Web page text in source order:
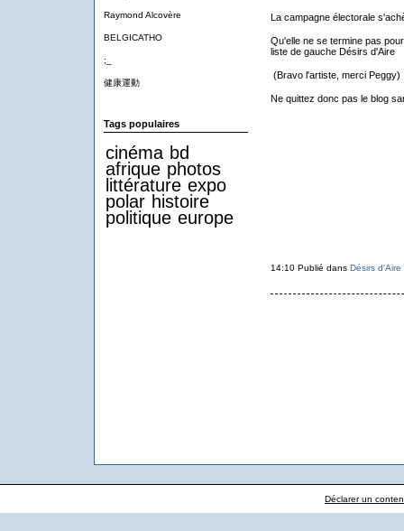
Raymond Alcovère
BELGICATHO
;_
健康運動
Tags populaires
cinéma bd
afrique photos
littérature expo
polar histoire
politique europe
La campagne électorale
Qu'elle ne se termine pas
liste de gauche Désirs d'Aire
(Bravo l'artiste, merci Peggy)
Ne quittez donc pas le blog
14:10 Publié dans Désirs d'Aire
Déclarer un